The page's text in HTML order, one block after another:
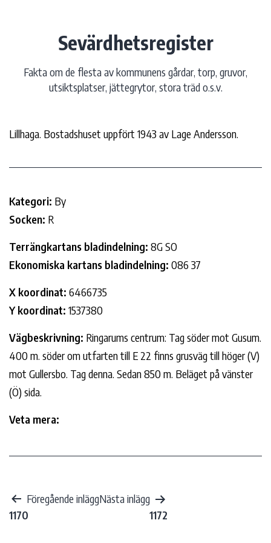
Sevärdhetsregister
Fakta om de flesta av kommunens gårdar, torp, gruvor,
utsiktsplatser, jättegrytor, stora träd o.s.v.
Lillhaga. Bostadshuset uppfört 1943 av Lage Andersson.
Kategori: By
Socken: R
Terrängkartans bladindelning: 8G SO
Ekonomiska kartans bladindelning: 086 37
X koordinat: 6466735
Y koordinat: 1537380
Vägbeskrivning: Ringarums centrum: Tag söder mot Gusum.
400 m. söder om utfarten till E 22 finns grusväg till höger (V)
mot Gullersbo. Tag denna. Sedan 850 m. Beläget på vänster
(Ö) sida.
Veta mera:
Inläggsnavigering
Föregående inlägg
1170
Nästa inlägg
1172